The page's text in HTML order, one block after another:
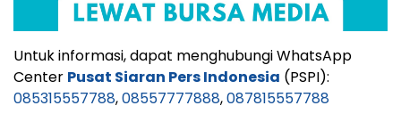
Untuk informasi, dapat menghubungi WhatsApp
Center Pusat Siaran Pers Indonesia (PSPI):
085315557788,08557777888,087815557788